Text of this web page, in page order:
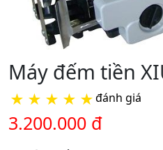
Máy đếm tiền
★ ★ ★ ★ ★đánh giá
3.200.000 đ